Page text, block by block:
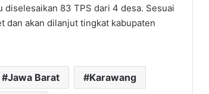
83 TPS dari 4 desa. Sesuai
dan akan dilanjut tingkat kabupaten
Jawa Barat Karawang